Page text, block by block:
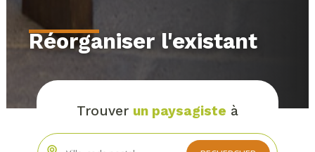
Réorganiser l'existant
Trouver un paysagiste à